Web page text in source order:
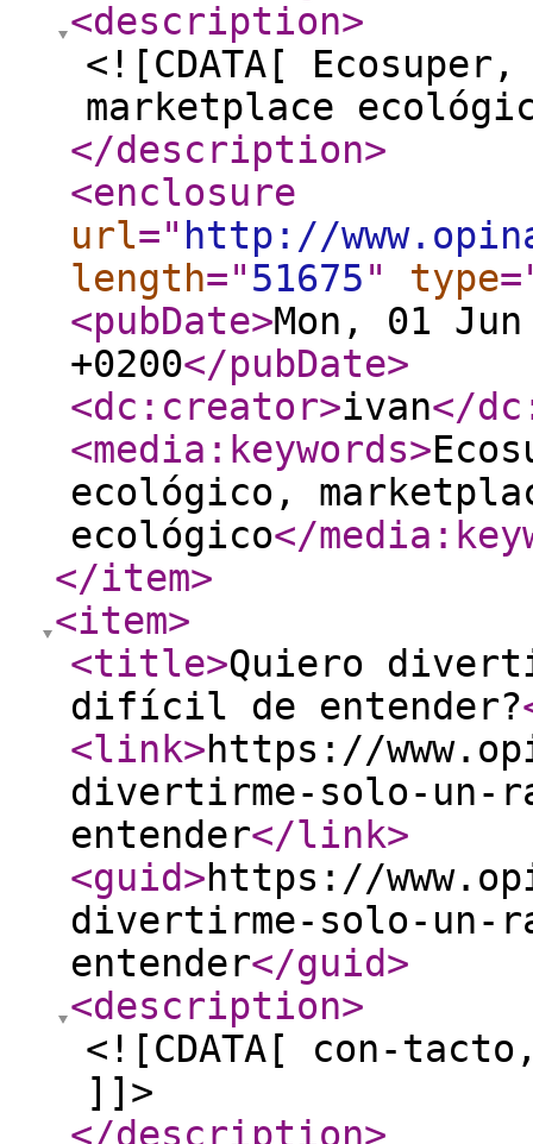
<description>
<![CDATA[
marketplace
</description>
<enclosure
url=" http://
length="51675" type
<pubDate>Mon, 01
+0200</pubDate>
<dc:creator>ivan</
<media:keywords>
ecológico,
ecológico</
</item>
<item>
<title>Quiero
difícil de entender?
<link>https://
divertirme-solo-
entender</link>
<guid>https://
divertirme-solo-
entender</guid>
<description>
<![CDATA[ con-
]]>
</description>